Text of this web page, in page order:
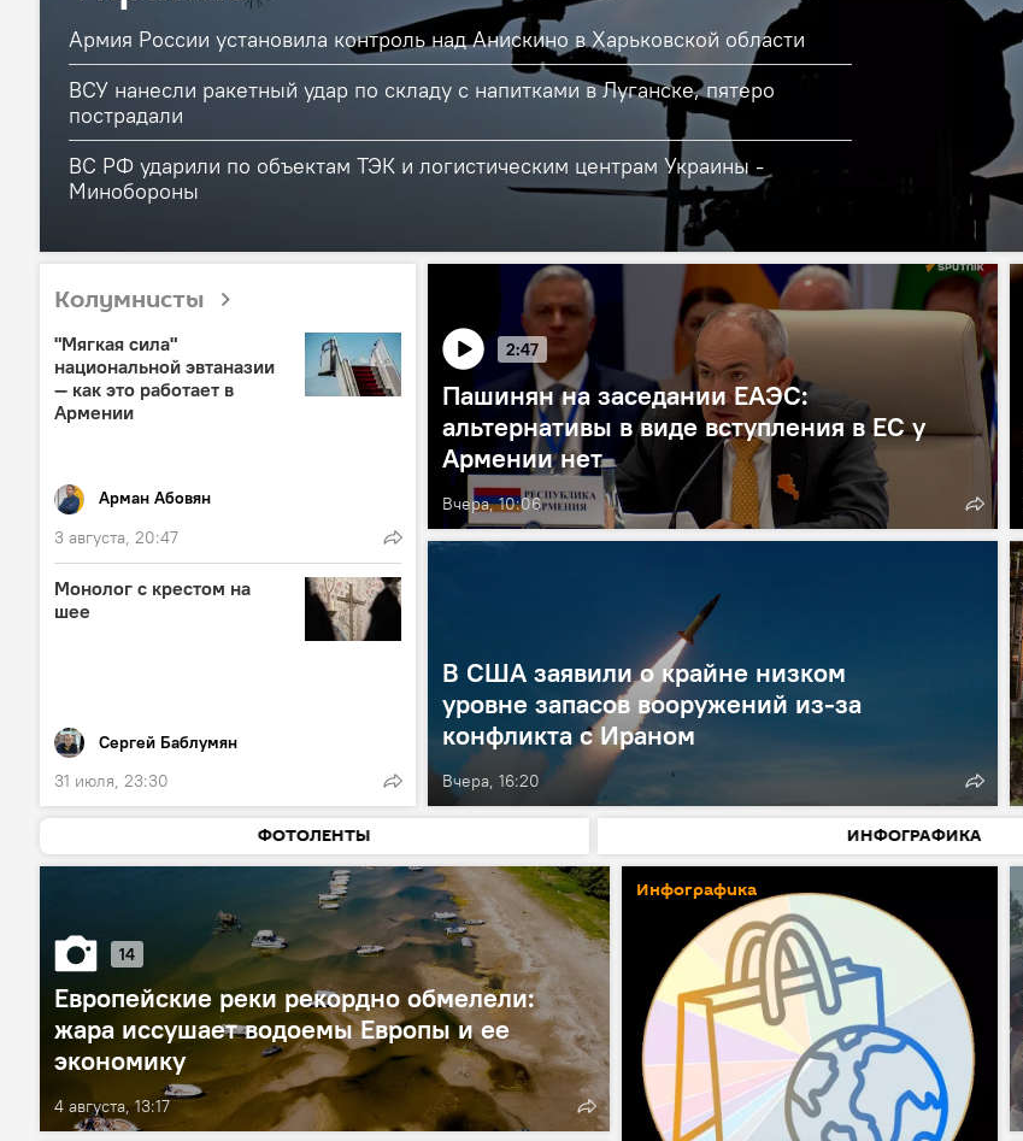
Армия России установила контроль над Анискино в Харьковской области
ВСУ нанесли ракетный удар по складу с напитками в Луганске, пятеро
пострадали
ВС РФ ударили по объектам ТЭК и логистическим центрам Украины -
Минобороны
Колумнисты
"Мягкая сила"
национальной эвтаназии
— как это работает в
Армении
Арман Абовян
3 августа, 20:47
Монолог с крестом на
шее
Сергей Баблумян
31 июля, 23:30
Вчера, 10:06
2:47
Пашинян на заседании ЕАЭС:
альтернативы в виде вступления в ЕС у
Армении нет
В США заявили о крайне низком
уровне запасов вооружений из-за
конфликта с Ираном
Вчера, 16:20
ФОТОЛЕНТЫ ИНФОГРАФИКА
4 августа, 13:17
14
Европейские реки рекордно обмелели:
жара иссушает водоемы Европы и ее
экономику
Инфографика